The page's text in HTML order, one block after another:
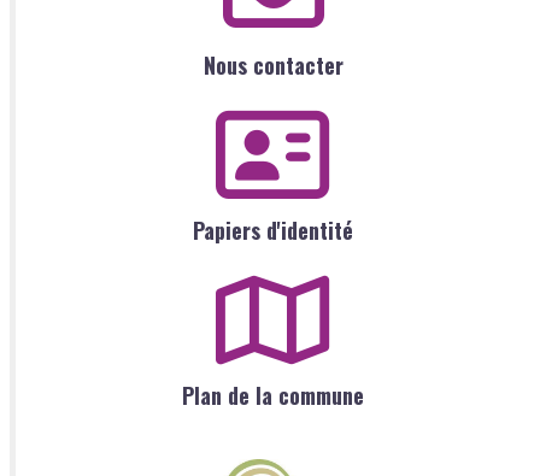
Nous contacter
Papiers d'identité
Plan de la commune